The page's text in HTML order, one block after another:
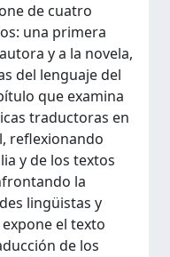
de cuatro
una primera
y a la novela,
del lenguaje del
que examina
traductoras en
reflexionando
y de los textos
la
lingüistas y
el texto
de los